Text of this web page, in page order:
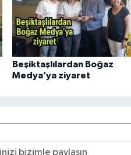
Beşiktaşlılardan Boğaz
Medya’ya ziyaret